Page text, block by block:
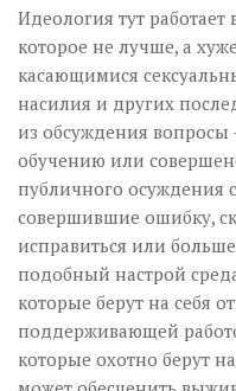
Идеология тут
которое не лучше, а
касающимися
насилия и других
из обсуждения вопросы
обучению или
публичного осуждения
совершившие ошибку,
исправиться или
подобный настрой
которые берут на себя
поддерживающей
которые охотно берут